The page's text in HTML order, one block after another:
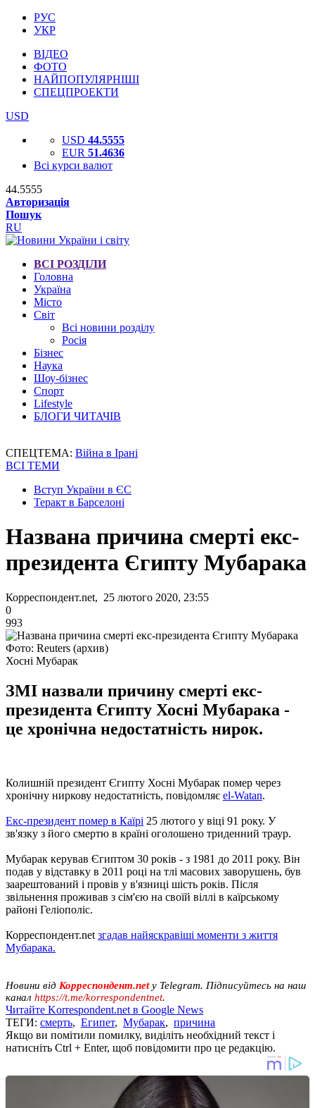
РУС
УКР
ВІДЕО
ФОТО
НАЙПОПУЛЯРНІШІ
СПЕЦПРОЕКТИ
USD
USD 44.5555
EUR 51.4636
Всі курси валют
44.5555
Авторизація
Пошук
RU
ВСІ РОЗДІЛИ
Головна
Україна
Місто
Світ
Всі новини розділу
Росія
Бізнес
Наука
Шоу-бізнес
Спорт
Lifestyle
БЛОГИ ЧИТАЧІВ
СПЕЦТЕМА: Війна в Ірані
ВСІ ТЕМИ
Вступ України в ЄС
Теракт в Барселоні
Названа причина смерті екс-
президента Єгипту Мубарака
Корреспондент.net, 25 лютого 2020, 23:55
0
993
Фото: Reuters (архив)
Хосні Мубарак
ЗМІ назвали причину смерті екс-
президента Єгипту Хосні Мубарака -
це хронічна недостатність нирок.
Колишній президент Єгипту Хосні Мубарак помер через
хронічну ниркову недостатність, повідомляє el-Watan.
Екс-президент помер в Каїрі 25 лютого у віці 91 року. У
зв'язку з його смертю в країні оголошено триденний траур.
Мубарак керував Єгиптом 30 років - з 1981 до 2011 року. Він
подав у відставку в 2011 році на тлі масових заворушень, був
заарештований і провів у в'язниці шість років. Після
звільнення проживав з сім'єю на своїй віллі в каїрському
районі Геліополіс.
Корреспондент.net згадав найяскравіші моменти з життя
Мубарака.
Новини від Корреспондент.net у Telegram. Підписуйтесь на наш
канал https://t.me/korrespondentnet.
Читайте Korrespondent.net в Google News
ТЕГИ: смерть, Египет, Мубарак, причина
Якщо ви помітили помилку, виділіть необхідний текст і
натисніть Ctrl + Enter, щоб повідомити про це редакцію.